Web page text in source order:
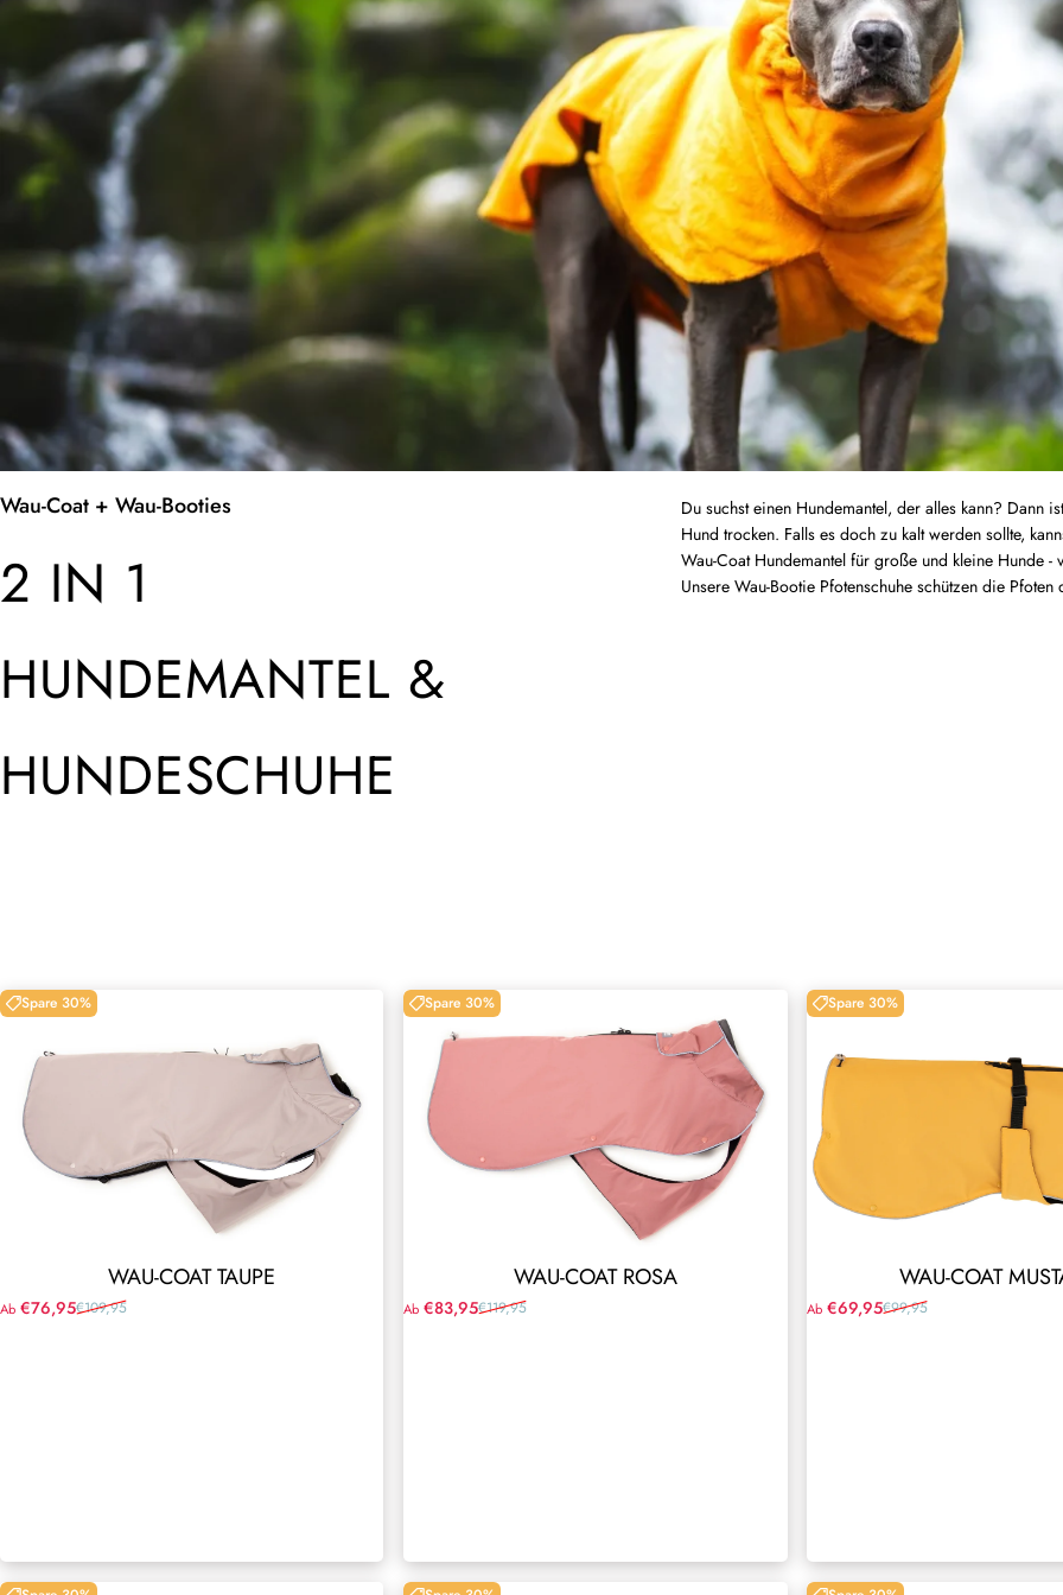
Wau-Coat + Wau-Booties
2 IN 1
HUNDEMANTEL &
HUNDESCHUHE
Du suchst einen Hundemantel, der alles kann? Dann
Hund trocken. Falls es doch zu kalt werden sollte,
Wau-Coat Hundemantel für große und kleine Hunde
Unsere Wau-Bootie Pfotenschuhe schützen die
Spare 30%
WAU-COAT TAUPE
Verkaufspreis
Ab €76,95
Normaler Preis
€109,95
Spare 30%
WAU-COAT ROSA
Verkaufspreis
Ab €83,95
Normaler Preis
€119,95
Spare 30%
WAU-COAT
Verkaufspreis
Ab €69,95
Normaler Preis
€99,95